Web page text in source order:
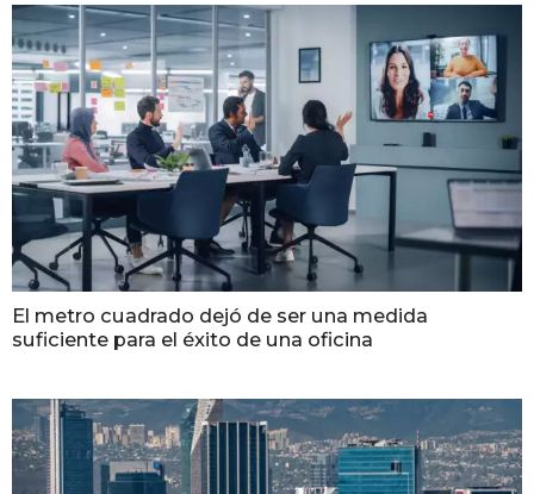
El metro cuadrado dejó de ser una medida
suficiente para el éxito de una oficina